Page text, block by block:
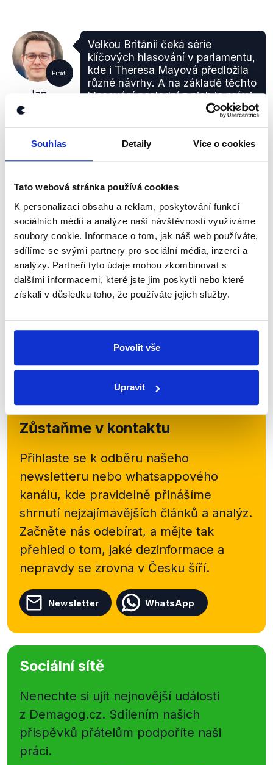
Souhlas Detaily Více o cookies
Tato webová stránka používá cookies
K personalizaci obsahu a reklam, poskytování funkcí
sociálních médií a analýze naší návštěvnosti využíváme
soubory cookie. Informace o tom, jak náš web používáte,
sdílíme se svými partnery pro sociální média, inzerci a
analýzy. Partneři tyto údaje mohou zkombinovat s
dalšími informacemi, které jste jim poskytli nebo které
získali v důsledku toho, že používáte jejich služby.
Povolit vše
Upravit
Piráti
Jan
Lipavský
Velkou Británii čeká série
klíčových hlasování v parlamentu,
kde i Theresa Mayová předložila
různé návrhy. A na základě těchto
hlasování poslední z nich je právě
o odložení Brexitu o 2 měsíce.
PRAVDA
Na základě dostupných informací nelze přesně
určit, jak dlouhý by odklad skutečně byl. Pravdou je,
že Mayová původně podporovala odchod na konci
března 2019, pak ale připustila variantu odkladu.
Jak dlouhý ovšem odklad bude, se ještě neví,
média mluví o 2 až 3 měsících.
zobrazit celé odůvodnění
‹ PŘEDCHOZÍ 1 … 5
Zůstaňme v kontaktu
Přihlaste se k odběru našeho
newsletteru nebo whatsappového
kanálu, kde pravidelně přinášíme
shrnutí nejzajímavějších článků a analýz.
Začněte nás odebírat, a mějte tak
přehled o tom, jaké dezinformace a
nepravdy se zrovna v Česku šíří.
Newsletter WhatsApp
Sociální sítě
Nenechte si ujít nejnovější události
z Demagog.cz. Sdílením našich
příspěvků přátelům podpoříte naši
práci.